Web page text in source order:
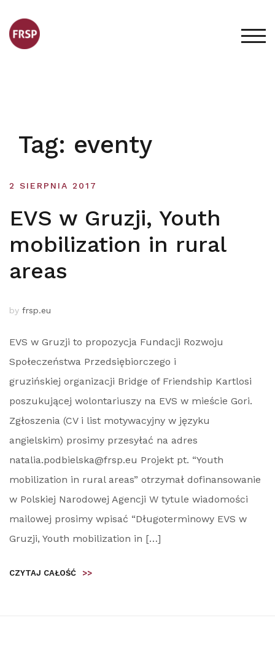
content
Tag: eventy
2 SIERPNIA 2017
EVS w Gruzji, Youth
mobilization in rural
areas
by frsp.eu
EVS w Gruzji to propozycja Fundacji Rozwoju
Społeczeństwa Przedsiębiorczego i
gruzińskiej organizacji Bridge of Friendship Kartlosi
poszukującej wolontariuszy na EVS w mieście Gori.
Zgłoszenia (CV i list motywacyjny w języku
angielskim) prosimy przesyłać na adres
natalia.podbielska@frsp.eu Projekt pt. “Youth
mobilization in rural areas” otrzymał dofinansowanie
w Polskiej Narodowej Agencji W tytule wiadomości
mailowej prosimy wpisać “Długoterminowy EVS w
Gruzji, Youth mobilization in […]
CZYTAJ CAŁOŚĆ >>